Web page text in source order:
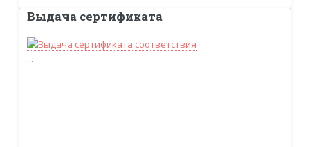
Выдача сертификата
...